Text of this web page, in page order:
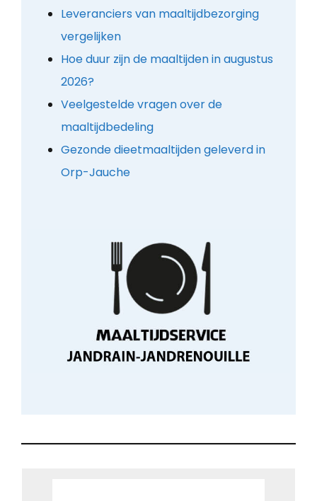
Leveranciers van maaltijdbezorging
vergelijken
Hoe duur zijn de maaltijden in augustus
2026?
Veelgestelde vragen over de
maaltijdbedeling
Gezonde dieetmaaltijden geleverd in
Orp-Jauche